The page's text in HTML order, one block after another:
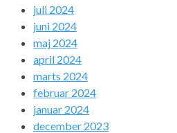
juli 2024
juni 2024
maj 2024
april 2024
marts 2024
februar 2024
januar 2024
december 2023